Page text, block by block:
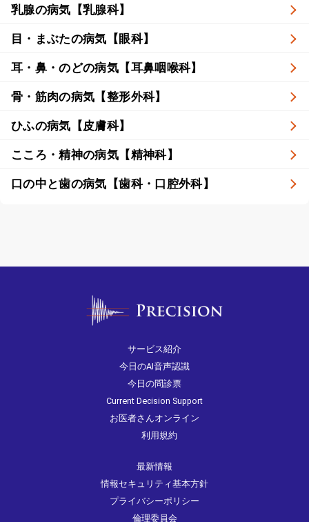
乳腺の病気【乳腺科】
目・まぶたの病気【眼科】
耳・鼻・のどの病気【耳鼻咽喉科】
骨・筋肉の病気【整形外科】
ひふの病気【皮膚科】
こころ・精神の病気【精神科】
口の中と歯の病気【歯科・口腔外科】
サービス紹介
今日のAI音声認識
今日の問診票
Current Decision Support
お医者さんオンライン
利用規約
最新情報
情報セキュリティ基本方針
プライバシーポリシー
倫理委員会